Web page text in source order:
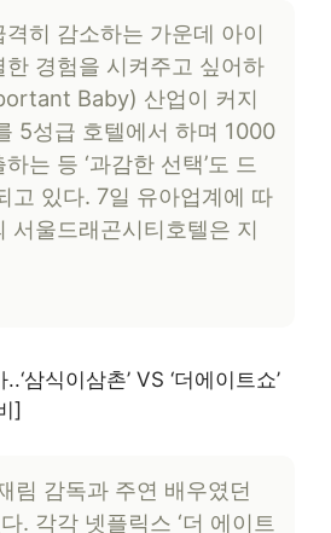
히 감소하는 가운데 아이
경험을 시켜주고 싶어하
Baby) 산업이 커지
5성급 호텔에서 하며 1000
는 등 ‘과감한 선택’도 드
고 있다. 7일 유아업계에 따
서울드래곤시티호텔은 지
삼식이삼촌’ VS ‘더에이트쇼’
]
림 감독과 주연 배우였던
. 각각 넷플릭스 ‘더 에이트